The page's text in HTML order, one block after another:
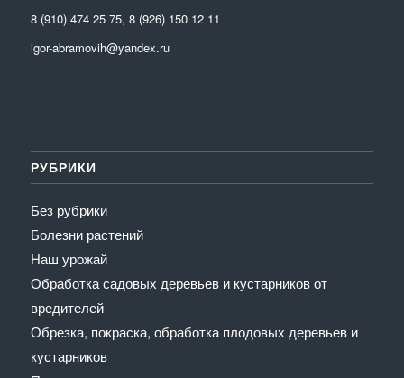
8 (910) 474 25 75, 8 (926) 150 12 11
igor-abramovih@yandex.ru
РУБРИКИ
Без рубрики
Болезни растений
Наш урожай
Обработка садовых деревьев и кустарников от
вредителей
Обрезка, покраска, обработка плодовых деревьев и
кустарников